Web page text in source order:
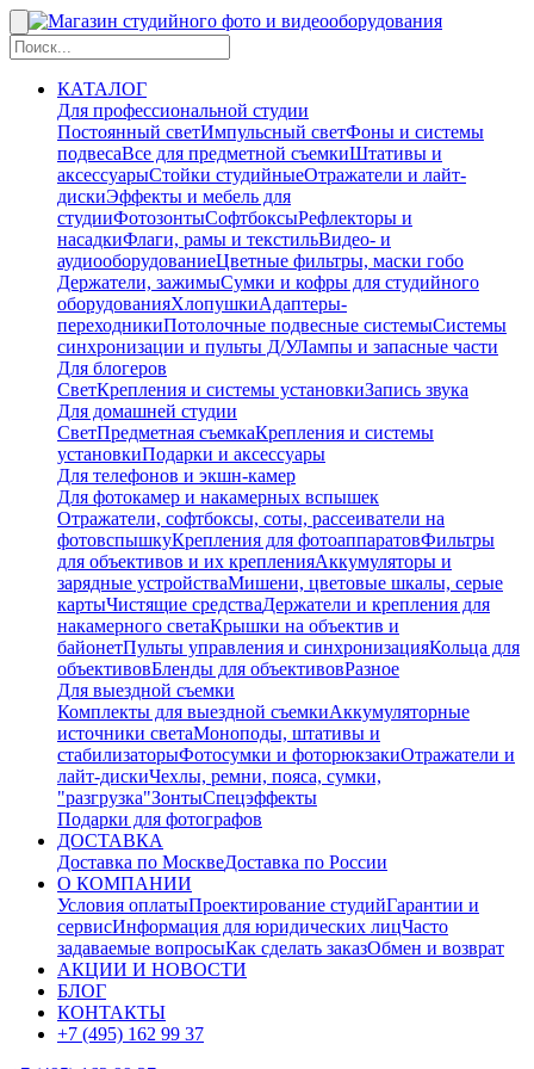
КАТАЛОГ
Для профессиональной студии
Постоянный светИмпульсный светФоны и системы
подвесаВсе для предметной съемкиШтативы и
аксессуарыСтойки студийныеОтражатели и лайт-
дискиЭффекты и мебель для
студииФотозонтыСофтбоксыРефлекторы и
насадкиФлаги, рамы и текстильВидео- и
аудиооборудованиеЦветные фильтры, маски гобо
Держатели, зажимыСумки и кофры для студийного
оборудованияХлопушкиАдаптеры-
переходникиПотолочные подвесные системыСистемы
синхронизации и пульты Д/УЛампы и запасные части
Для блогеров
СветКрепления и системы установкиЗапись звука
Для домашней студии
СветПредметная съемкаКрепления и системы
установкиПодарки и аксессуары
Для телефонов и экшн-камер
Для фотокамер и накамерных вспышек
Отражатели, софтбоксы, соты, рассеиватели на
фотовспышкуКрепления для фотоаппаратовФильтры
для объективов и их крепленияАккумуляторы и
зарядные устройстваМишени, цветовые шкалы, серые
картыЧистящие средстваДержатели и крепления для
накамерного светаКрышки на объектив и
байонетПульты управления и синхронизацияКольца для
объективовБленды для объективовРазное
Для выездной съемки
Комплекты для выездной съемкиАккумуляторные
источники светаМоноподы, штативы и
стабилизаторыФотосумки и фоторюкзакиОтражатели и
лайт-дискиЧехлы, ремни, пояса, сумки,
"разгрузка"ЗонтыСпецэффекты
Подарки для фотографов
ДОСТАВКА
Доставка по МосквеДоставка по России
О КОМПАНИИ
Условия оплатыПроектирование студийГарантии и
сервисИнформация для юридических лицЧасто
задаваемые вопросыКак сделать заказОбмен и возврат
АКЦИИ И НОВОСТИ
БЛОГ
КОНТАКТЫ
+7 (495) 162 99 37